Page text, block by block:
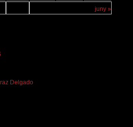
juny »
Delgado